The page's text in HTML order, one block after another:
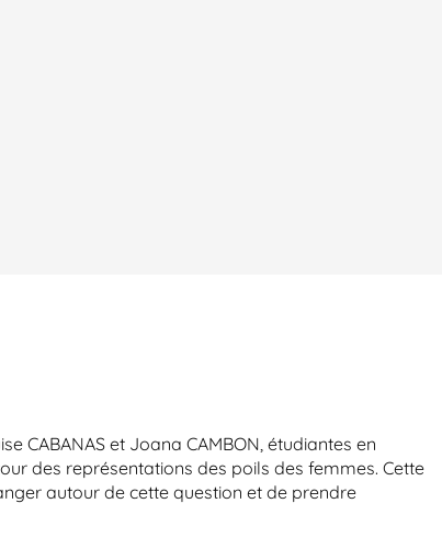
CABANAS et Joana CAMBON, étudiantes en
des représentations des poils des femmes. Cette
autour de cette question et de prendre